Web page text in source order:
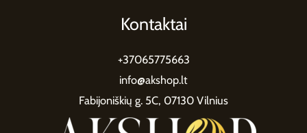
Kontaktai
+37065775663
info@akshop.lt
Fabijoniškių g. 5C, 07130 Vilnius